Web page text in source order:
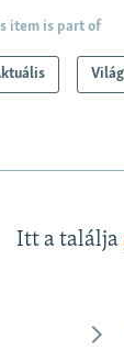
item is part of
Világ
Itt a találja